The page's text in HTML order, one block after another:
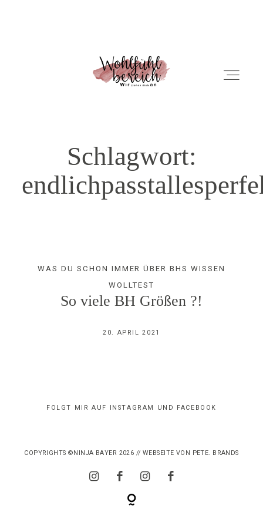
NEWS
Schlagwort:
WAS DU SCHON IMMER ÜBER BHS WISSEN
WOLLTEST
So viele BH Größen ?!
20. APRIL 2021
FOLGT MIR AUF INSTAGRAM UND FACEBOOK
COPYRIGHTS ©NINJA BAYER 2026 // WEBSEITE VON PETE. BRANDS